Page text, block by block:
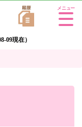
09現在）
Tog